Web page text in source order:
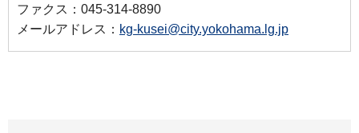
ファクス：045-314-8890
メールアドレス： kg-kusei@city.yokohama.lg.jp